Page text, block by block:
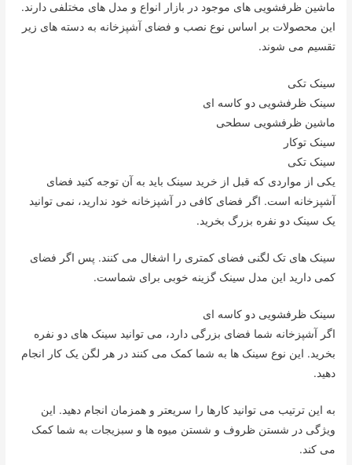
ماشین ظرفشویی های موجود در بازار انواع و مدل های مختلفی دارند.
این محصولات بر اساس نوع نصب و فضای آشپزخانه به دسته های زیر
تقسیم می شوند.
سینک تکی
سینک ظرفشویی دو کاسه ای
ماشین ظرفشویی سطحی
سینک توکار
سینک تکی
یکی از مواردی که قبل از خرید سینک باید به آن توجه کنید فضای
آشپزخانه است. اگر فضای کافی در آشپزخانه خود ندارید، نمی توانید
یک سینک دو نفره بزرگ بخرید.
سینک های تک لگنی فضای کمتری را اشغال می کنند. پس اگر فضای
کمی دارید این مدل سینک گزینه خوبی برای شماست.
سینک ظرفشویی دو کاسه ای
اگر آشپزخانه شما فضای بزرگی دارد، می توانید سینک های دو نفره
بخرید. این نوع سینک ها به شما کمک می کنند در هر لگن یک کار انجام
دهید.
به این ترتیب می توانید کارها را سریعتر و همزمان انجام دهید. این
ویژگی در شستن ظروف و شستن میوه ها و سبزیجات به شما کمک
می کند.